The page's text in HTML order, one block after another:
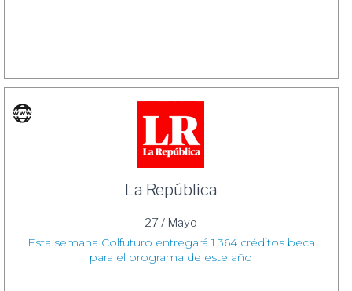
La República
27 / Mayo
Esta semana Colfuturo entregará 1.364 créditos beca
para el programa de este año